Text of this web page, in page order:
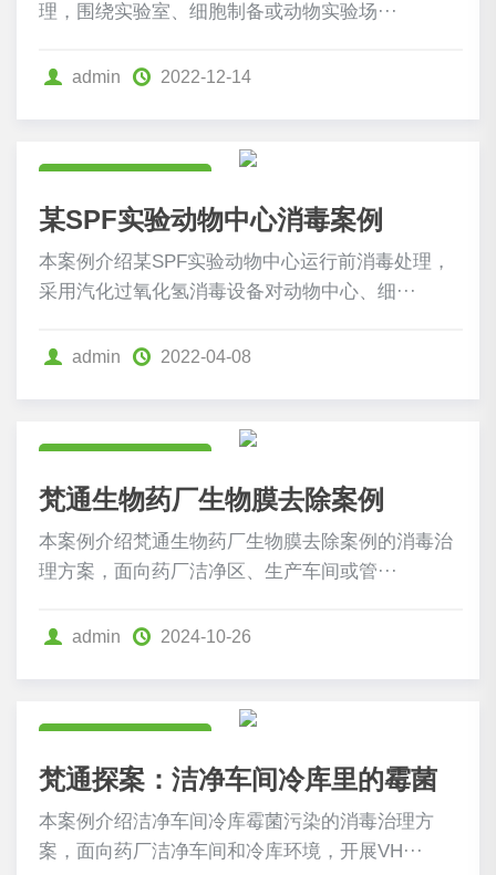
理，围绕实验室、细胞制备或动物实验场···
admin 2022-12-14
某SPF实验动物中心消毒案例
本案例介绍某SPF实验动物中心运行前消毒处理，
采用汽化过氧化氢消毒设备对动物中心、细···
admin 2022-04-08
梵通生物药厂生物膜去除案例
本案例介绍梵通生物药厂生物膜去除案例的消毒治
理方案，面向药厂洁净区、生产车间或管···
admin 2024-10-26
梵通探案：洁净车间冷库里的霉菌
本案例介绍洁净车间冷库霉菌污染的消毒治理方
案，面向药厂洁净车间和冷库环境，开展VH···